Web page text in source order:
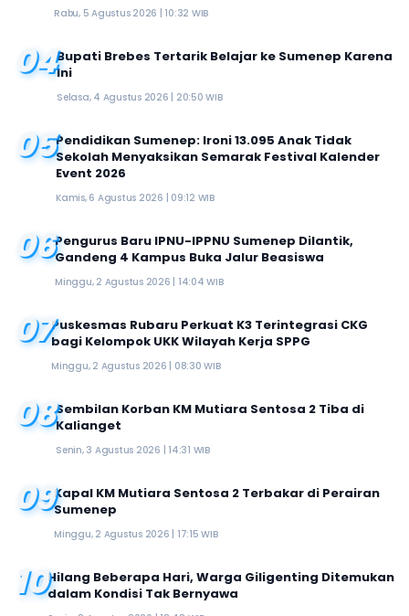
Rabu, 5 Agustus 2026 | 10:32 WIB
04Bupati Brebes Tertarik Belajar ke Sumenep Karena
Ini
Selasa, 4 Agustus 2026 | 20:50 WIB
05Pendidikan Sumenep: Ironi 13.095 Anak Tidak
Sekolah Menyaksikan Semarak Festival Kalender
Event 2026
Kamis, 6 Agustus 2026 | 09:12 WIB
06Pengurus Baru IPNU-IPPNU Sumenep Dilantik,
Gandeng 4 Kampus Buka Jalur Beasiswa
Minggu, 2 Agustus 2026 | 14:04 WIB
07Puskesmas Rubaru Perkuat K3 Terintegrasi CKG
bagi Kelompok UKK Wilayah Kerja SPPG
Minggu, 2 Agustus 2026 | 08:30 WIB
08Sembilan Korban KM Mutiara Sentosa 2 Tiba di
Kalianget
Senin, 3 Agustus 2026 | 14:31 WIB
09Kapal KM Mutiara Sentosa 2 Terbakar di Perairan
Sumenep
Minggu, 2 Agustus 2026 | 17:15 WIB
10Hilang Beberapa Hari, Warga Giligenting Ditemukan
dalam Kondisi Tak Bernyawa